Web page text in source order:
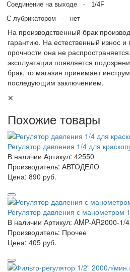
Соединение на выходе - 1/4F
С лубрикатором - нет
На производственный брак
гарантию. На естественный износ
прочности она не
эксплуатации появляется
брак, то магазин принимает
последующим заключением.
✕
Похожие товары
Регулятор давления 1/4 для
В наличии Артикул: 42550
Производитель: АВТОДЕЛО
Цена: 890 руб.
Регулятор давления с манометром
В наличии Артикул: AMP-AR2000-1/4
Производитель: Прочее
Цена: 405 руб.